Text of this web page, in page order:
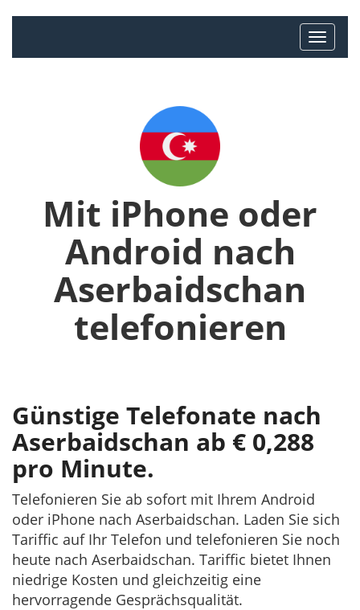
Mit iPhone oder
Android nach
Aserbaidschan
telefonieren
Günstige Telefonate nach
Aserbaidschan ab € 0,288
pro Minute.
Telefonieren Sie ab sofort mit Ihrem Android
oder iPhone nach Aserbaidschan. Laden Sie sich
Tariffic auf Ihr Telefon und telefonieren Sie noch
heute nach Aserbaidschan. Tariffic bietet Ihnen
niedrige Kosten und gleichzeitig eine
hervorragende Gesprächsqualität.